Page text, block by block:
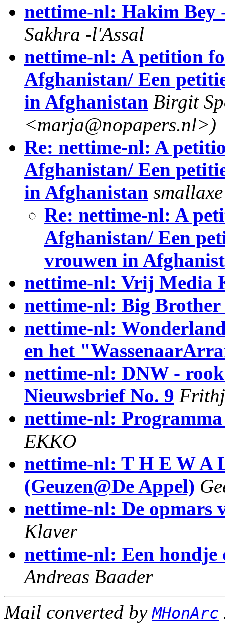
nettime-nl: Hakim Bey
Sakhra -l'Assal
nettime-nl: A petition
Afghanistan/ Een
in Afghanistan Birgit
<marja@nopapers.nl>)
Re: nettime-nl: A
Afghanistan/ Een
in Afghanistan smallaxe
Re: nettime-nl: A
Afghanistan/ Een
vrouwen in
nettime-nl: Vrij Media
nettime-nl: Big Brother
nettime-nl:
en het
nettime-nl: DNW -
Nieuwsbrief No. 9
nettime-nl:
EKKO
nettime-nl: T H E W A
(Geuzen@De Appel)
nettime-nl: De opmars
Klaver
nettime-nl: Een hondje
Andreas Baader
Mail converted byMHonArc